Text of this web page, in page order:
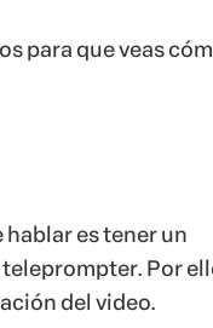
para que veas
hablar es tener un
Por
del video.